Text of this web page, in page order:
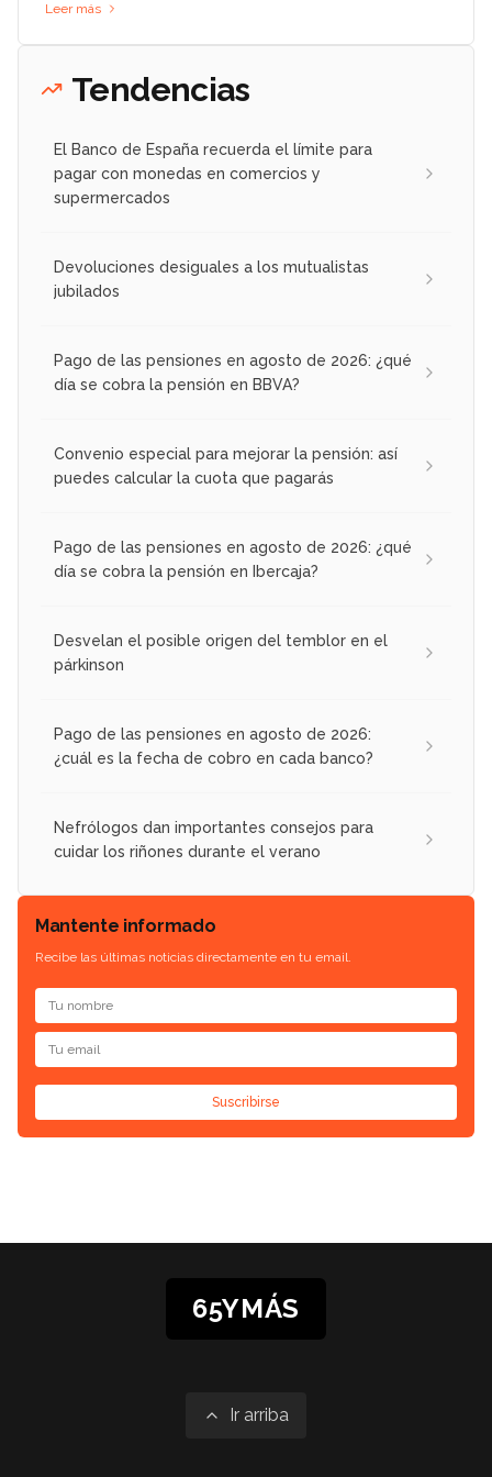
Leer más
Tendencias
El Banco de España recuerda el límite para
pagar con monedas en comercios y
supermercados
Devoluciones desiguales a los mutualistas
jubilados
Pago de las pensiones en agosto de 2026: ¿qué
día se cobra la pensión en BBVA?
Convenio especial para mejorar la pensión: así
puedes calcular la cuota que pagarás
Pago de las pensiones en agosto de 2026: ¿qué
día se cobra la pensión en Ibercaja?
Desvelan el posible origen del temblor en el
párkinson
Pago de las pensiones en agosto de 2026:
¿cuál es la fecha de cobro en cada banco?
Nefrólogos dan importantes consejos para
cuidar los riñones durante el verano
Mantente informado
Recibe las últimas noticias directamente en tu email.
Suscribirse
65YMÁS
Ir arriba